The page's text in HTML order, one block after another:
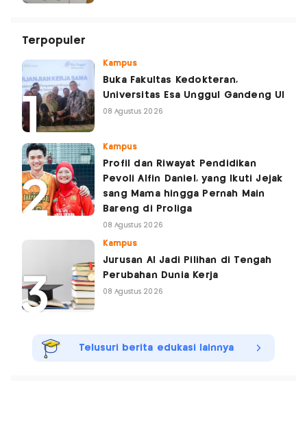
Terpopuler
Kampus
Buka Fakultas Kedokteran,
Universitas Esa Unggul Gandeng UI
08 Agustus 2026
Kampus
Profil dan Riwayat Pendidikan
Pevoli Alfin Daniel, yang Ikuti Jejak
sang Mama hingga Pernah Main
Bareng di Proliga
08 Agustus 2026
Kampus
Jurusan AI Jadi Pilihan di Tengah
Perubahan Dunia Kerja
08 Agustus 2026
Telusuri berita edukasi lainnya